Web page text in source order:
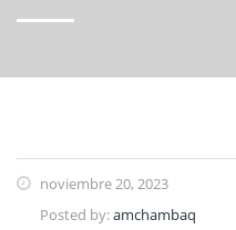
noviembre 20, 2023
Posted by:amchambaq